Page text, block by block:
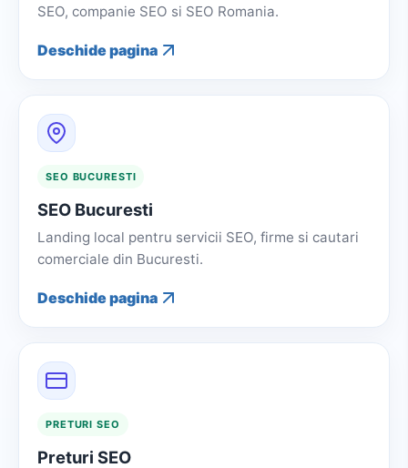
SEO, companie SEO si SEO Romania.
Deschide pagina
SEO BUCURESTI
SEO Bucuresti
Landing local pentru servicii SEO, firme si cautari
comerciale din Bucuresti.
Deschide pagina
PRETURI SEO
Preturi SEO